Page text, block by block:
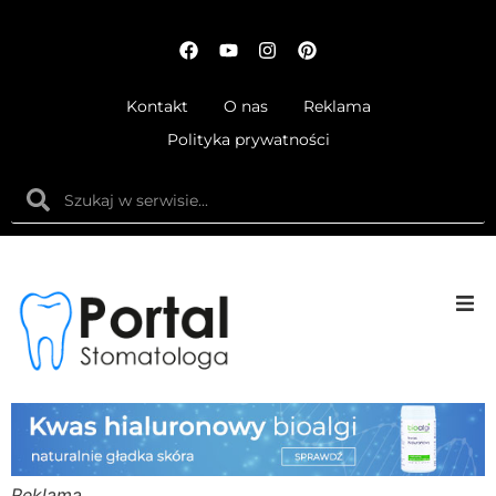
Kontakt O nas
Reklama
Polityka prywatności